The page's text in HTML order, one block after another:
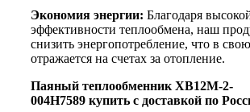
Экономия энергии: Благодаря
эффективности теплообмена, наш
снизить энергопотребление, что в
отражается на счетах за отопление.
Паяный теплообменник XB12M-2-
004H7589 купить с доставкой по